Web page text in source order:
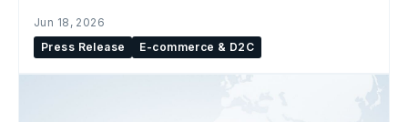
Jun 18, 2026
Press Release
E-commerce & D2C